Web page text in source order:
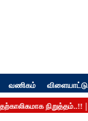
வணிகம் விளையாட்டு